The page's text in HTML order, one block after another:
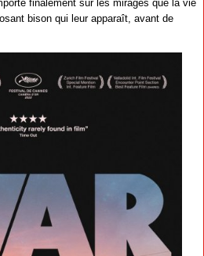
finalement sur les mirages que la vie
bison qui leur apparaît, avant de